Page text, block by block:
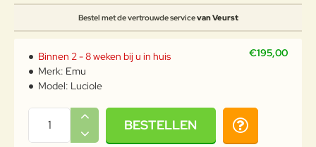
Bestel met de vertrouwde servicevan Veurst
€195,00
Binnen 2 - 8 weken bij u in huis
Merk: Emu
Model: Luciole
BESTELLEN